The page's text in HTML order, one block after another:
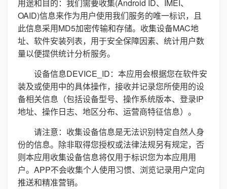
用途和目的：我们需要收集(Android ID、IMEI、
OAID)信息来作为用户使用我们服务的唯一标识，且
此信息采用MD5加密传输和存储。收集设备MAC地
址、软件安装列表，用于安全保障因素、统计用户数
量以便提供统计分析服务。
设备信息DEVICE_ID：本应用会根据您在软件安
装及或使用中的具体操作，接收并记录您所使用的设
备相关信息（包括设备型号、操作系统版本、登录IP
地址、操作日志、地区分布、运营商特征信息）。
请注意：收集设备信息是无法识别特定自然人身
份的信息。除非取得您授权或法律法规另有规定，否
则本应用收集设备信息将仅用于标识您为本应用用
户。APP不会收集个人使用习惯、浏览记录用户定向
推送和精准营销。